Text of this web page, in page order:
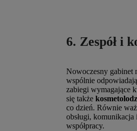
6. Zespół i
Nowoczesny gabinet
wspólnie
zabiegi wymagające
się także
co dzień. Równie
obsługi,
współpracy.